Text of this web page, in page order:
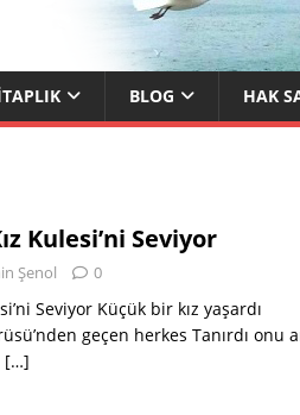
BLOG HAK
Kulesi’ni Seviyor
Şenol 0
Seviyor Küçük bir kız yaşardı
geçen herkes Tanırdı onu
[…]